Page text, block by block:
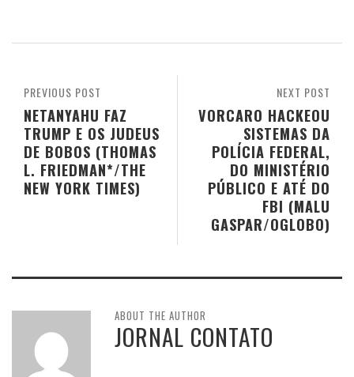
NEXT POST
VORCARO HACKEOU
SISTEMAS DA
POLÍCIA FEDERAL,
DO MINISTÉRIO
PÚBLICO E ATÉ DO
FBI (MALU
GASPAR/OGLOBO)
PREVIOUS POST
NETANYAHU FAZ
TRUMP E OS JUDEUS
DE BOBOS (THOMAS
L. FRIEDMAN*/THE
NEW YORK TIMES)
ABOUT THE AUTHOR
JORNAL CONTATO